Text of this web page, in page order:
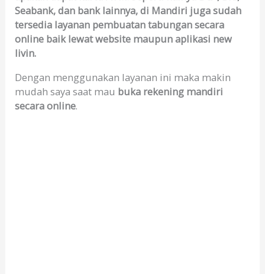
Seabank, dan bank lainnya, di Mandiri juga sudah
tersedia layanan pembuatan tabungan secara
online baik lewat website maupun aplikasi new
livin.
Dengan menggunakan layanan ini maka makin
mudah saya saat mau buka rekening mandiri
secara online.